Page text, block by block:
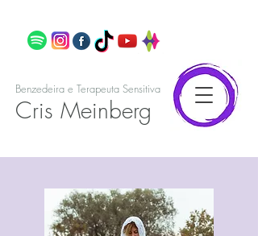
Cris Meinberg
Benzedeira e Terapeuta Sensitiva